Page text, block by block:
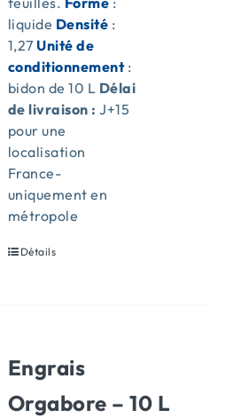
liquide Densité :
1,27Unité de
conditionnement:
bidon de 10 L Délai
de livraison : J+15
pour une
localisation
France-
uniquement en
métropole
Détails
Engrais
Orgabore – 10 L